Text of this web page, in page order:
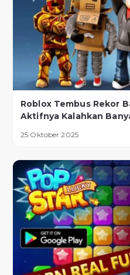
Roblox Tembus Rekor
Aktifnya Kalahkan
25 Oktober 2025